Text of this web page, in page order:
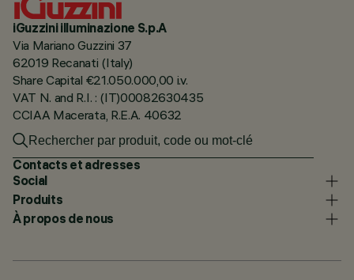
iGuzzini illuminazione S.p.A
Via Mariano Guzzini 37
62019 Recanati (Italy)
Share Capital €21.050.000,00 i.v.
VAT N. and R.I. : (IT)00082630435
CCIAA Macerata, R.E.A. 40632
Contacts et adresses
Social
Produits
À propos de nous